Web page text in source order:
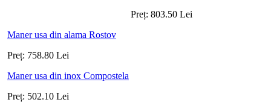
Preț: 803.50 Lei
Maner usa din alama Rostov
Preț: 758.80 Lei
Maner usa din inox Compostela
Preț: 502.10 Lei